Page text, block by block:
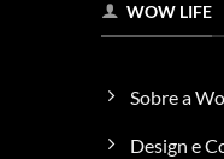
WOW LIFE
Sobre a
Design e